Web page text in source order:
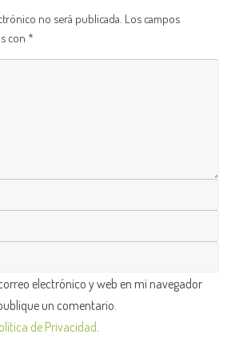
no será publicada. Los campos
con *
electrónico y web en mi navegador
un comentario.
de Privacidad